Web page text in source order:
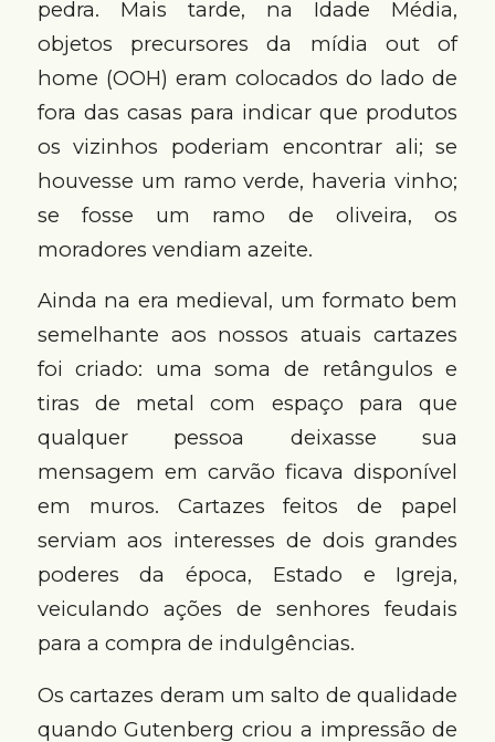
pedra. Mais tarde, na Idade Média,
objetos precursores da mídia out of
home (OOH) eram colocados do lado de
fora das casas para indicar que produtos
os vizinhos poderiam encontrar ali; se
houvesse um ramo verde, haveria vinho;
se fosse um ramo de oliveira, os
moradores vendiam azeite.
Ainda na era medieval, um formato bem
semelhante aos nossos atuais cartazes
foi criado: uma soma de retângulos e
tiras de metal com espaço para que
qualquer pessoa deixasse sua
mensagem em carvão ficava disponível
em muros. Cartazes feitos de papel
serviam aos interesses de dois grandes
poderes da época, Estado e Igreja,
veiculando ações de senhores feudais
para a compra de indulgências.
Os cartazes deram um salto de qualidade
quando Gutenberg criou a impressão de